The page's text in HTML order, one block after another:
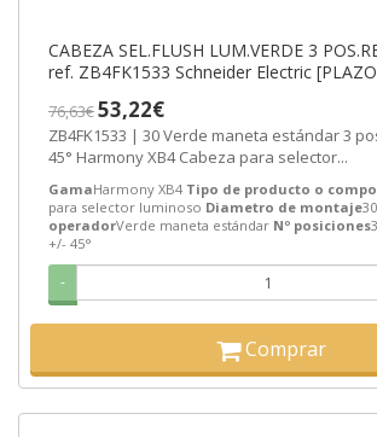
CABEZA SEL.FLUSH LUM.VERDE 3
ref. ZB4FK1533 Schneider Electric
76,63€53,22€
ZB4FK1533 | 30 Verde maneta estándar 3
45° Harmony XB4 Cabeza para selector...
GamaHarmony XB4 Tipo de producto o
para selector luminoso Diametro de montaje
operadorVerde maneta estándar Nº posiciones
+/- 45°
-
Comprar